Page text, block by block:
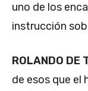
uno de los
instrucción
ROLANDO DE
de esos que el